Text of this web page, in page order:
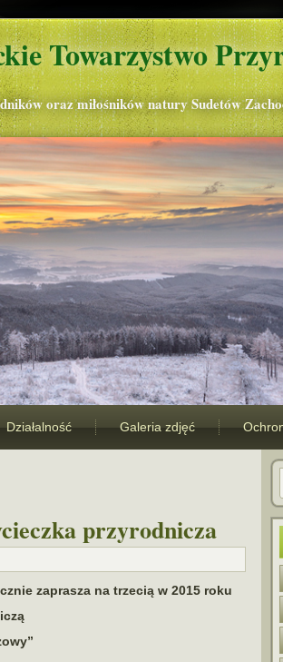
Towarzystwo
oraz miłośników natury Sudetów
Działalność Galeria zdjęć
przyrodnicza
zapra­sza na trze­cią w 2015 roku